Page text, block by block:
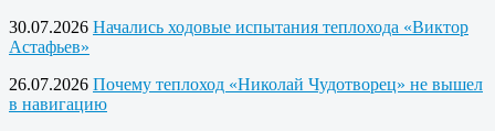
30.07.2026 Начались ходовые испытания теплохода «Виктор
Астафьев»
26.07.2026 Почему теплоход «Николай Чудотворец» не вышел
в навигацию